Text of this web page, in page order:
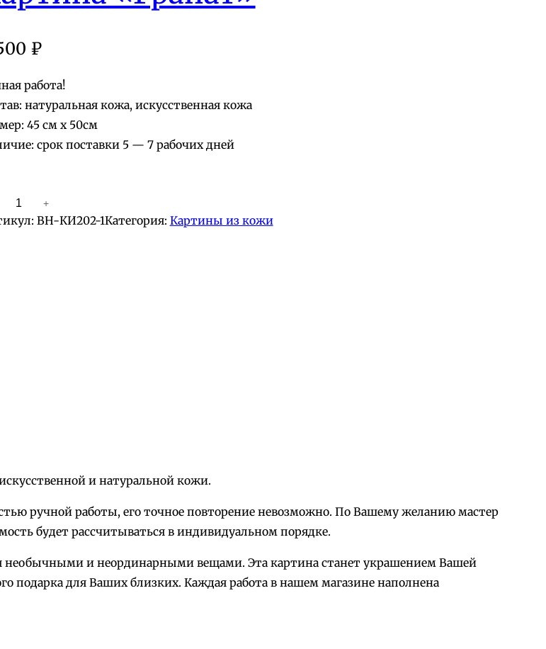
₽
работа!
натуральная кожа, искусственная кожа
45 см х 50см
срок поставки 5 — 7 рабочих дней
+
BH-КИ202-1Категория: Картины из кожи
и натуральной кожи.
ручной работы, его точное повторение невозможно. По Вашему желанию мастер
будет рассчитываться в индивидуальном порядке.
необычными и неординарными вещами. Эта картина станет украшением Вашей
подарка для Ваших близких. Каждая работа в нашем магазине наполнена